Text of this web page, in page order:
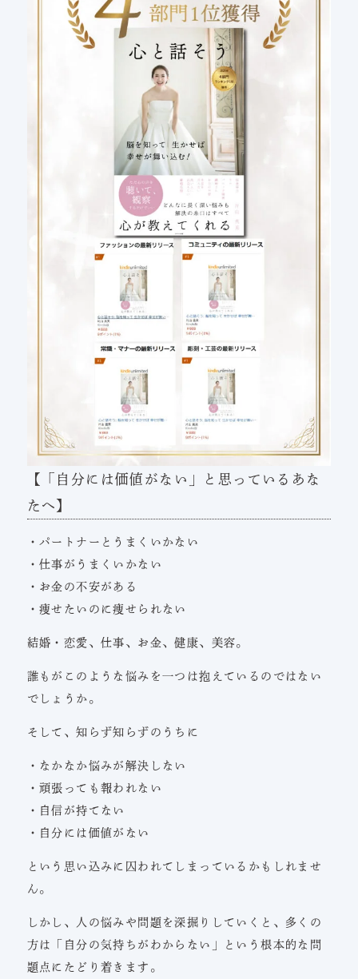
【「自分には価値がない」と思っているあな
たへ】
・パートナーとうまくいかない
・仕事がうまくいかない
・お金の不安がある
・痩せたいのに痩せられない
結婚・恋愛、仕事、お金、健康、美容。
誰もがこのような悩みを一つは抱えているのではない
でしょうか。
そして、知らず知らずのうちに
・なかなか悩みが解決しない
・頑張っても報われない
・自信が持てない
・自分には価値がない
という思い込みに囚われてしまっているかもしれませ
ん。
しかし、人の悩みや問題を深掘りしていくと、多くの
方は「自分の気持ちがわからない」という根本的な問
題点にたどり着きます。